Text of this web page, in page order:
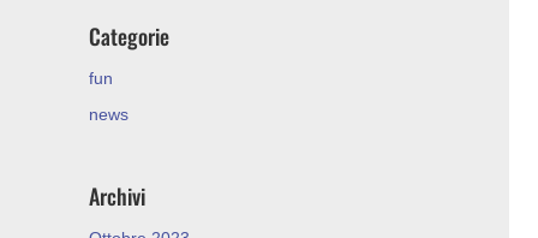
Categorie
fun
news
Archivi